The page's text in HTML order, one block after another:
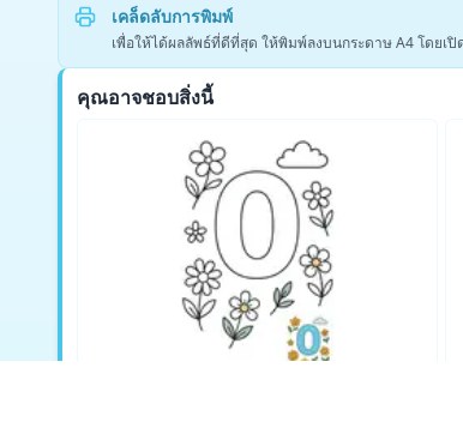
เคล็ดลับการพิมพ์
เพื่อให้ได้ผลลัพธ์ที่ดีที่สุด ให้พิมพ์ลงบนกระดาษ A4 โดย
คุณอาจชอบสิ่งนี้